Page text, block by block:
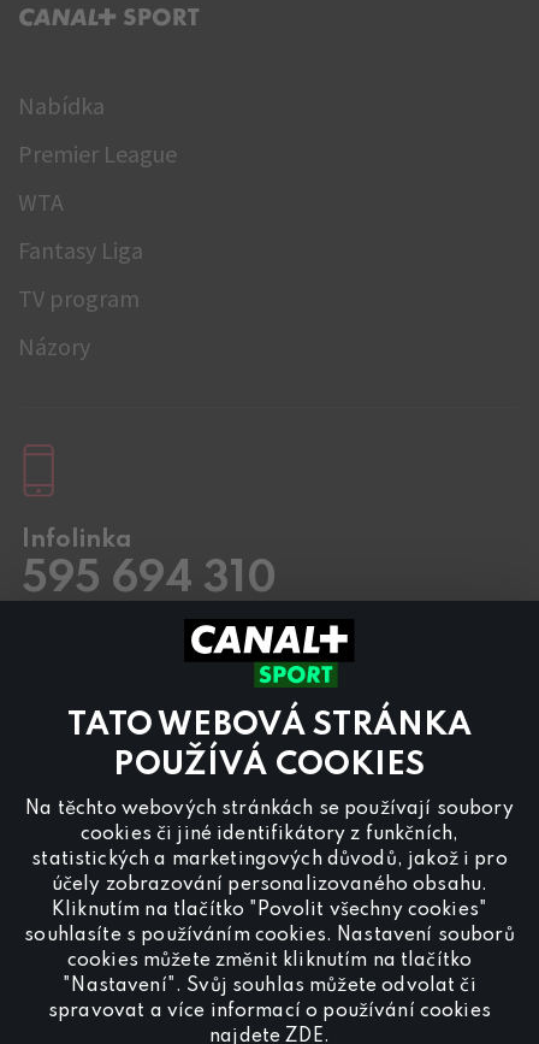
TATO WEBOVÁ STRÁNKA
POUŽÍVÁ COOKIES
Na těchto webových stránkách se používají soubory
cookies či jiné identifikátory z funkčních,
statistických a marketingových důvodů, jakož i pro
účely zobrazování personalizovaného obsahu.
Kliknutím na tlačítko "Povolit všechny cookies"
souhlasíte s používáním cookies. Nastavení souborů
cookies můžete změnit kliknutím na tlačítko
"Nastavení". Svůj souhlas můžete odvolat či
spravovat a více informací o používání cookies
najdeteZDE.
C+ SPORT
Nabídka
Premier League
WTA
Fantasy Liga
TV program
Názory
Infolinka
595 694 310
8.00 – 20:00
8.00 – 18:00
inzerci na programu CANAL+ Sport
nás
kontaktujte nareklama@canalplus.cz
Naši redakci kontaktujete na
redakce@canalplus.cz
Spojte se s CANAL+ Sport